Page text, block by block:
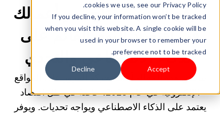
cookies we use, see our Privacy Policy.
If you decline, your information won’t be tracked
when you visit this website. A single cookie will be
used in your browser to remember your
preference not to be tracked.
Accept
Decline
موقع الويب مفتاح نمو أعمالك
في اقتصاد اليوم القائم على
الذكاء الاصطناعي والتحدي
تناقش هذه المقالة أهمية حركة المرور على المواقع
الإلكترونية في عام 2025، خاصةً في ظل اقتصاد
يعتمد على الذكاء الاصطناعي ويواجه تحديات. ويوفر